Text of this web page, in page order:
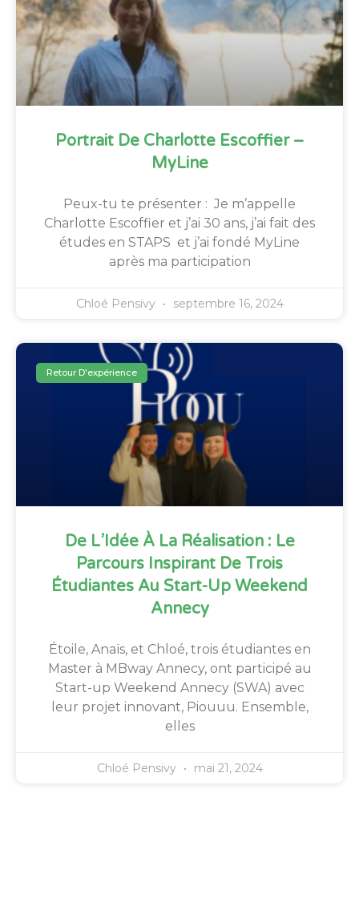
Portrait De Charlotte Escoffier –
MyLine
Peux-tu te présenter : Je m’appelle
Charlotte Escoffier et j’ai 30 ans, j’ai fait des
études en STAPS et j’ai fondé MyLine
après ma participation
Chloé Pensivy septembre 16, 2024
Retour D'expérience
De L’Idée À La Réalisation : Le
Parcours Inspirant De Trois
Étudiantes Au Start-Up Weekend
Annecy
Étoile, Anaïs, et Chloé, trois étudiantes en
Master à MBway Annecy, ont participé au
Start-up Weekend Annecy (SWA) avec
leur projet innovant, Piouuu. Ensemble,
elles
Chloé Pensivy mai 21, 2024